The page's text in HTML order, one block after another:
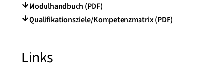
Modulhandbuch (PDF)
Qualifikationsziele/Kompetenzmatrix (PDF)
Links